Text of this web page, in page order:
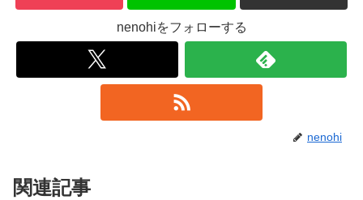
nenohiをフォローする
nenohi
関連記事